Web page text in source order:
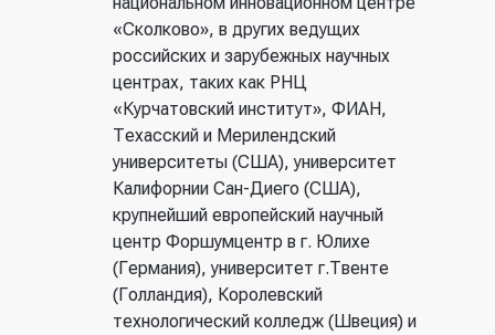
«Сколково», в других ведущих
российских и зарубежных научных
центрах, таких как РНЦ
«Курчатовский институт», ФИАН,
Техасский и Мерилендский
университеты (США), университет
Калифорнии Сан-Диего (США),
крупнейший европейский научный
центр Форшумцентр в г. Юлихе
(Германия), университет г.Твенте
(Голландия), Королевский
технологический колледж (Швеция) и